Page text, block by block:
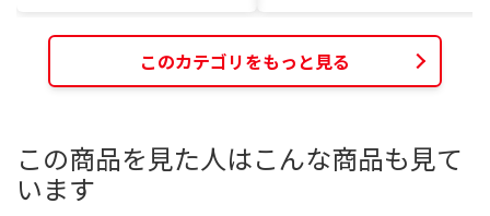
このカテゴリをもっと見る
この商品を見た人はこんな商品も見て
います